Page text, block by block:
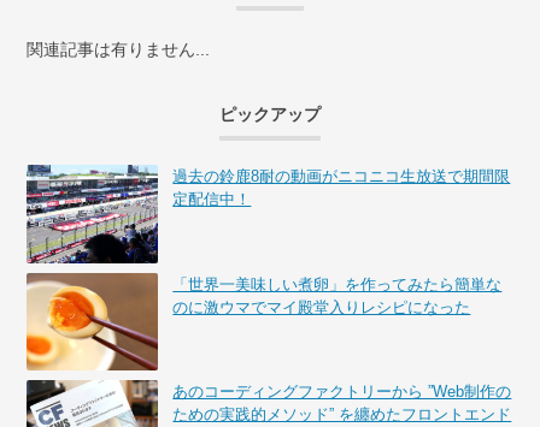
関連記事は有りません...
ピックアップ
過去の鈴鹿8耐の動画がニコニコ生放送で期間限
定配信中！
「世界一美味しい煮卵」を作ってみたら簡単な
のに激ウマでマイ殿堂入りレシピになった
あのコーディングファクトリーから ”Web制作の
ための実践的メソッド” を纏めたフロントエンド